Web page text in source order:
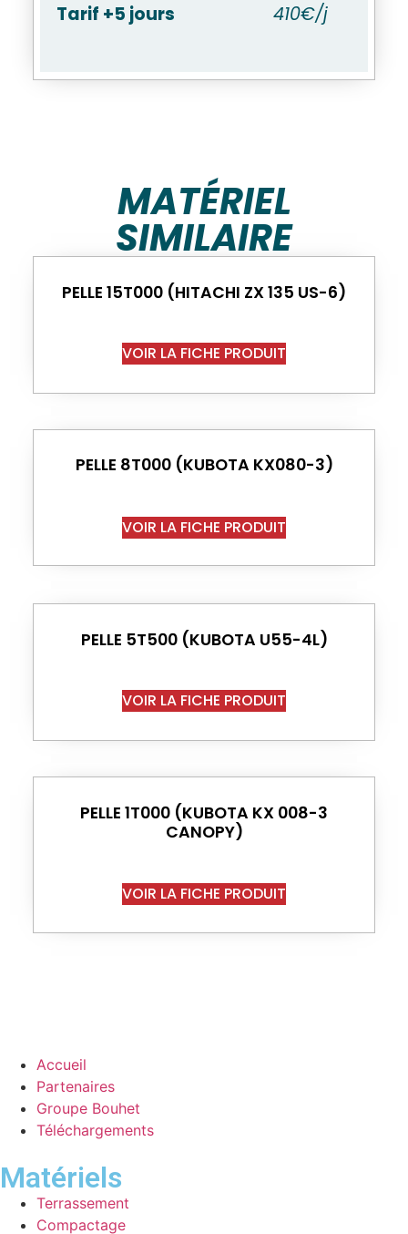
Tarif +5 jours
410€/j
MATÉRIEL
SIMILAIRE
PELLE 15T000 (HITACHI ZX 135 US-6)
VOIR LA FICHE PRODUIT
PELLE 8T000 (KUBOTA KX080-3)
VOIR LA FICHE PRODUIT
PELLE 5T500 (KUBOTA U55-4L)
VOIR LA FICHE PRODUIT
PELLE 1T000 (KUBOTA KX 008-3
CANOPY)
VOIR LA FICHE PRODUIT
Accueil
Partenaires
Groupe Bouhet
Téléchargements
Matériels
Terrassement
Compactage